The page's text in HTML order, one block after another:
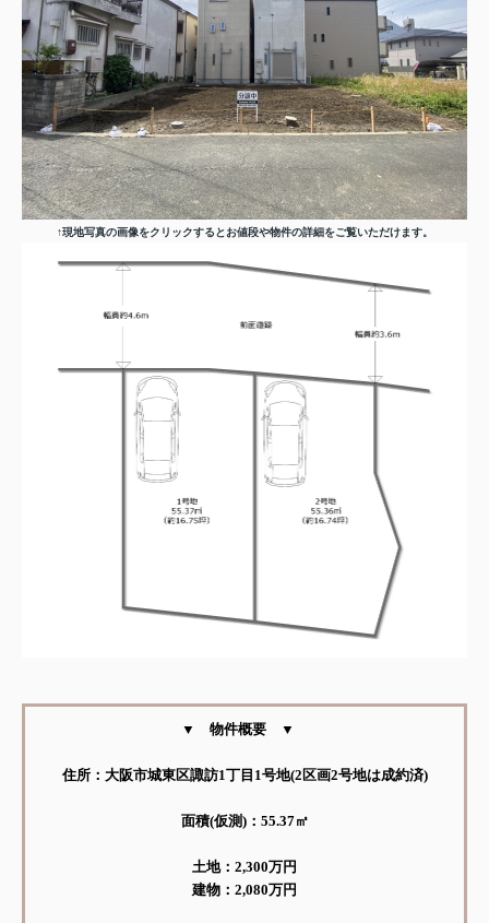
↑現地写真の画像をクリックするとお値段や物件の詳細をご覧いただけます。
▼ 物件概要 ▼
住所：大阪市城東区諏訪1丁目1号地(2区画2号地は成約済)
面積(仮測)：55.37㎡
土地：2,300万円
建物：2,080万円